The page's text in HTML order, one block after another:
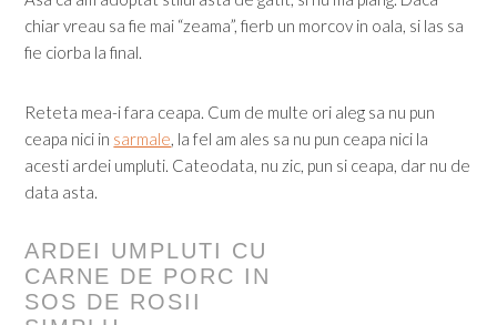
chiar vreau sa fie mai “zeama”, fierb un morcov in oala, si las sa
fie ciorba la final.
Reteta mea-i fara ceapa. Cum de multe ori aleg sa nu pun
ceapa nici in sarmale, la fel am ales sa nu pun ceapa nici la
acesti ardei umpluti. Cateodata, nu zic, pun si ceapa, dar nu de
data asta.
ARDEI UMPLUTI CU
CARNE DE PORC IN
SOS DE ROSII